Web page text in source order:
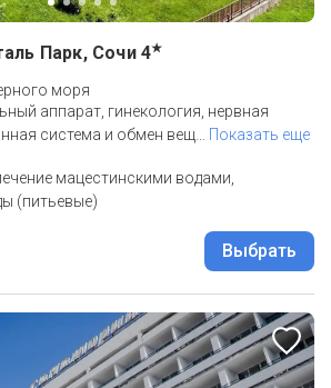
Парк, Сочи 4★
моря
аппарат, гинекология, нервная
система и обмен вещ
Показать еще
мацестинскими водами,
(питьевые)
Выбрать